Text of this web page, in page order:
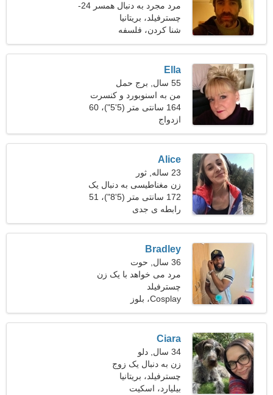
مرد مجرد به دنبال همسر 24-
28
چسترفیلد، بریتانیا
شنا كردن، فلسفه
Ella
55 سال, برج حمل
من به اسنوبورد و کنسرت
علاقه دارم
164 سانتی متر (5'5")، 60
کیلوگرم (132 پوند)
ازدواج
Alice
23 ساله, ثور
زن مغناطیسی به دنبال یک
رابطه جدی است
172 سانتی متر (5'8")، 51
کیلوگرم (112 پوند)
رابطه ی جدی
Bradley
36 سال, حوت
مرد می خواهد با یک زن
ملاقات کند
چسترفیلد
Cosplay، بلوز
Ciara
34 سال, دلو
زن به دنبال یک زوج
چسترفیلد، بریتانیا
بیلیارد، اسکیت